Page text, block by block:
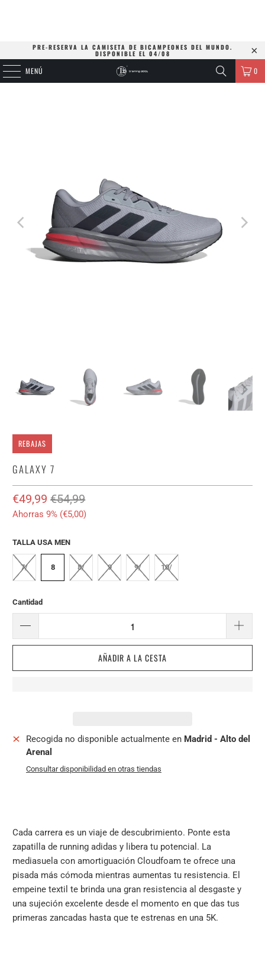
PRE-RESERVA LA CAMISETA DE BICAMPEONES DEL MUNDO.
DISPONIBLE EL 04/08
MENÚ 0
REBAJAS
GALAXY 7
€49,99 €54,99
Ahorras 9% (€5,00)
TALLA USA MEN
7/ 8 8/ 9 9/ 10/
Cantidad
AÑADIR A LA CESTA
Recogida no disponible actualmente en Madrid - Alto del
Arenal
Consultar disponibilidad en otras tiendas
Cada carrera es un viaje de descubrimiento. Ponte esta
zapatilla de running adidas y libera tu potencial. La
mediasuela con amortiguación Cloudfoam te ofrece una
pisada más cómoda mientras aumentas tu resistencia. El
empeine textil te brinda una gran resistencia al desgaste y
una sujeción excelente desde el momento en que das tus
primeras zancadas hasta que te estrenas en una 5K.